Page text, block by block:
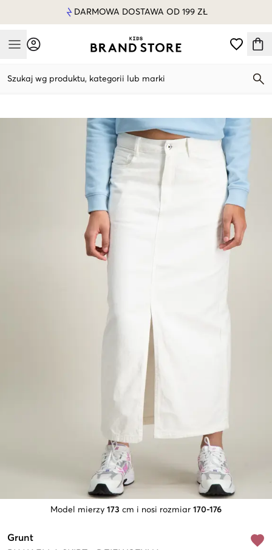
DARMOWA DOSTAWA OD 199 ZŁ
Mobile Menu
Szukaj wg produktu, kategorii lub marki
Model mierzy 173 cm i nosi rozmiar 170-176
Grunt